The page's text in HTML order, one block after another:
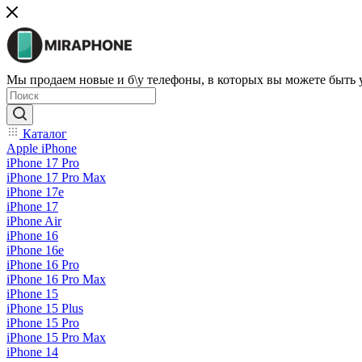
Мы продаем новые и б\у телефоны, в которых вы можете быть
Каталог
Apple iPhone
iPhone 17 Pro
iPhone 17 Pro Max
iPhone 17e
iPhone 17
iPhone Air
iPhone 16
iPhone 16e
iPhone 16 Pro
iPhone 16 Pro Max
iPhone 15
iPhone 15 Plus
iPhone 15 Pro
iPhone 15 Pro Max
iPhone 14